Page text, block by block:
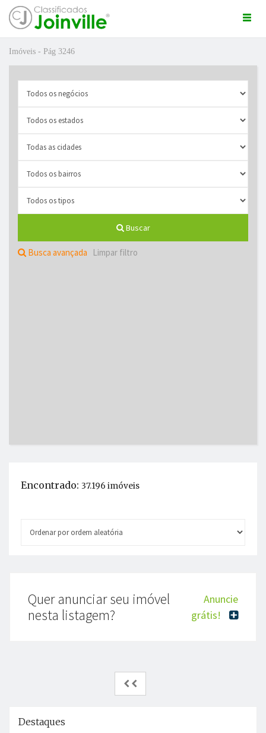
Imóveis - Pág 3246
Buscar
Busca avançada Limpar filtro
Encontrado: 37.196 imóveis
Quer anunciar seu imóvel
nesta listagem?
Anuncie
grátis!
Destaques
GRÁTIS